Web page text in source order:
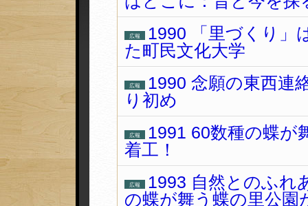
広報
1990 「里づくり」
た町民文化大学
広報
1990 念願の東西連
り初め
広報
1991 60数種の蝶が
着工！
広報
1993 自然とのふれ
の蝶が舞う蝶の里公園